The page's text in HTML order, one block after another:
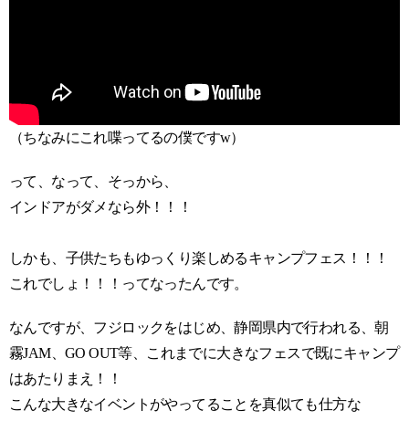
（ちなみにこれ喋ってるの僕ですw）
って、なって、そっから、
インドアがダメなら外！！！
しかも、子供たちもゆっくり楽しめるキャンプフェス！！！
これでしょ！！！ってなったんです。
なんですが、フジロックをはじめ、静岡県内で行われる、朝
霧JAM、GO OUT等、これまでに大きなフェスで既にキャンプ
はあたりまえ！！
こんな大きなイベントがやってることを真似ても仕方な